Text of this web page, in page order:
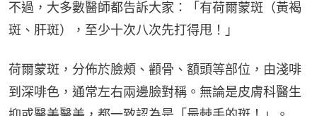
不過，大多數醫師都告訴大家：「有荷爾蒙斑（黃褐
斑、肝斑），至少十次八次先打得甩！」
荷爾蒙斑，分佈於臉頰、顴骨、額頭等部位，由淺啡
到深啡色，通常左右兩邊臉對稱。無論是皮膚科醫生